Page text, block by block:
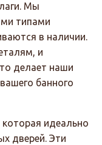
Мы
типами
в наличии.
и
делает наши
банного
идеально
дверей. Эти